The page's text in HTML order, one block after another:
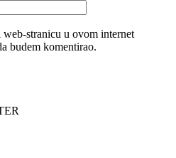
stranicu u ovom internet
budem komentirao.